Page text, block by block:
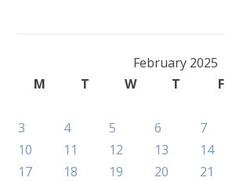
February 2025
M
T W T F
3
4 5 6 7
10
11 12 13 14
17
18 19 20 21